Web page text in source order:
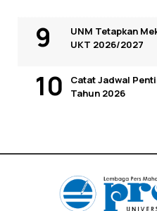
UNM Tetapkan
UKT 2026/2027
Catat Jadwal
Tahun 2026